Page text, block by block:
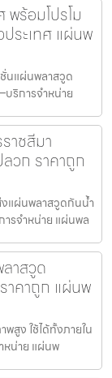
ร้อมโปรโม
ระเทศ แผ่นพ
นแผ่นพลาสวูด
ริการจำหน่าย
าชสีมา
วก ราคาถูก
แผ่นพลาสวูดกันน้ำ
รจำหน่าย แผ่นพล
าสวูด
าคาถูก แผ่นพ
สูง ใช้ได้ทั้งภายใน
หน่าย แผ่นพ